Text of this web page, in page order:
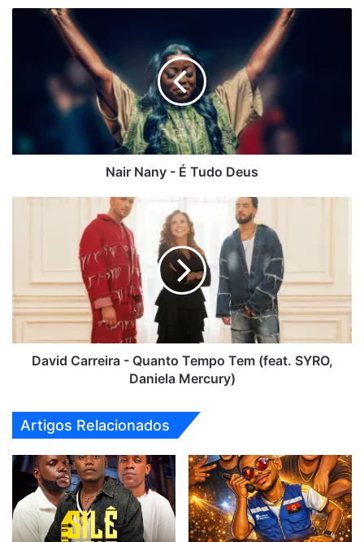
Nair Nany - É Tudo Deus
Tem
(feat.
SYRO,
Daniela
Mercury)
David Carreira - Quanto Tempo Tem (feat. SYRO,
Daniela Mercury)
Artigos Relacionados